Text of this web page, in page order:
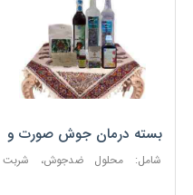
بسته درمان جوش صورت و
بدن
شامل: محلول ضدجوش، شربت